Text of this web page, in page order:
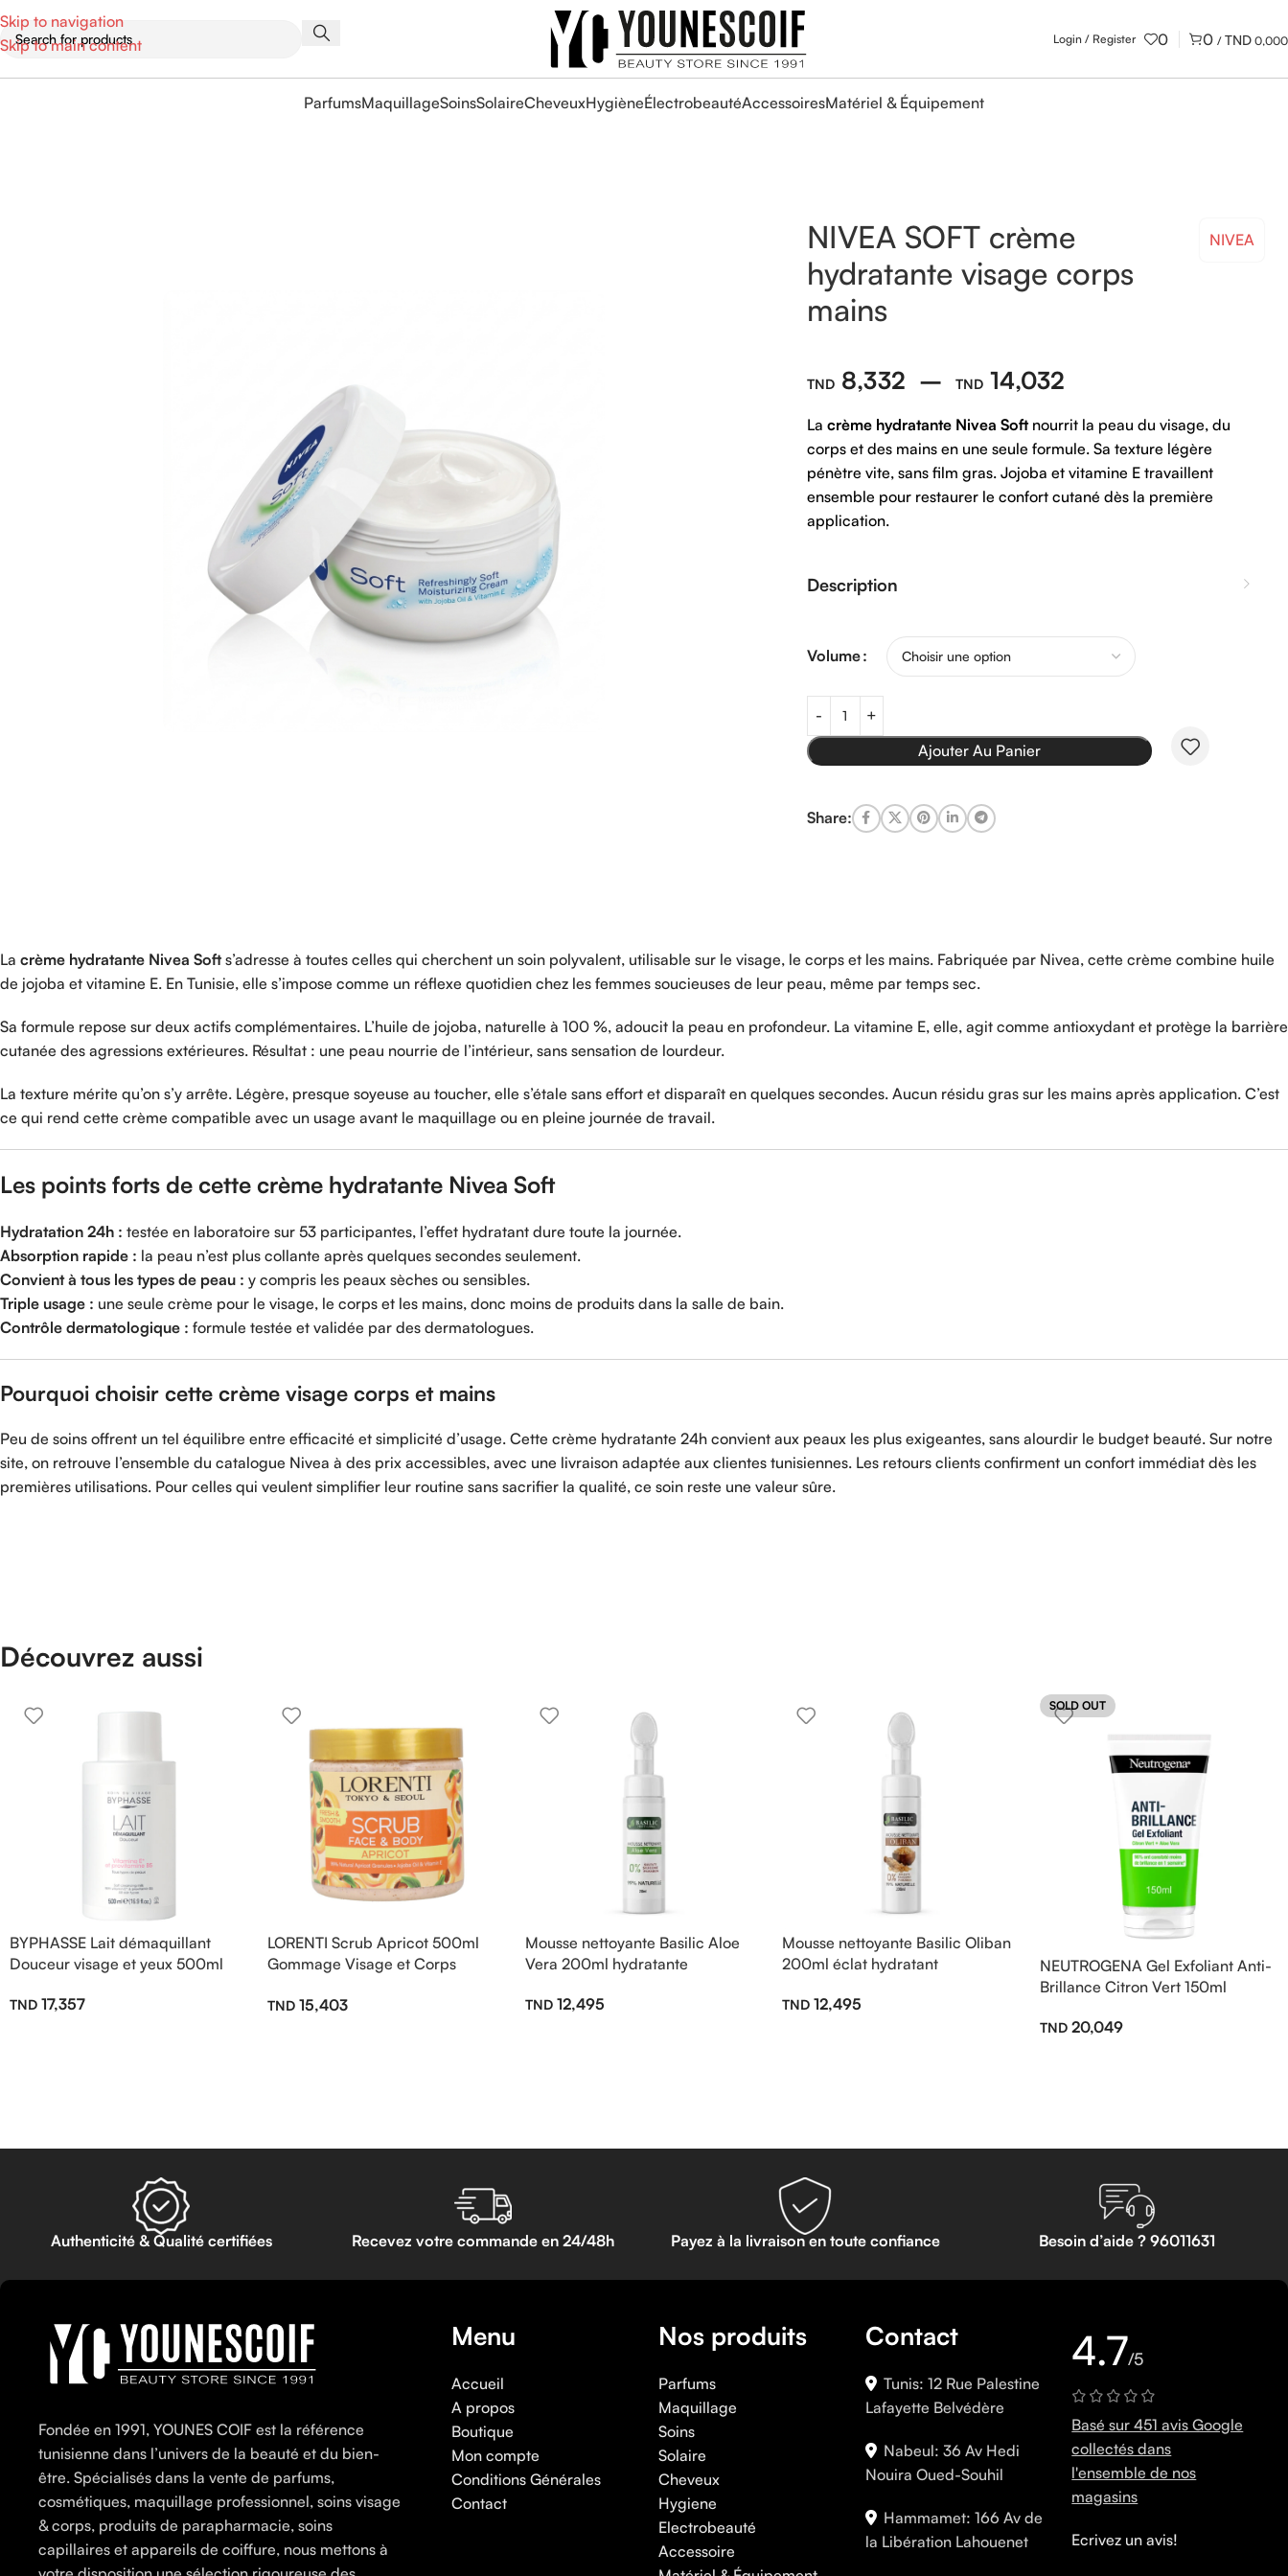
Skip to navigation
Skip to main content
Login / Register 0 0 / 0,000
ParfumsMaquillageSoinsSolaireCheveuxHygièneÉlectrobeautéAccessoiresMatériel & Équipement
NIVEA SOFT crème
hydratante visage corps
mains
NIVEA
8,332 – 14,032
La crème hydratante Nivea Softnourrit la peau du visage, du
corps et des mains en une seule formule. Sa texture légère
pénètre vite, sans film gras. Jojoba et vitamine E travaillent
ensemble pour restaurer le confort cutané dès la première
application.
Description
Volume
Ajouter Au Panier
Share:
La crème hydratante Nivea Soft s’adresse à toutes celles qui cherchent un soin polyvalent, utilisable sur le visage, le corps et les mains. Fabriquée par Nivea, cette crème combine huile
de jojoba et vitamine E. En Tunisie, elle s’impose comme un réflexe quotidien chez les femmes soucieuses de leur peau, même par temps sec.
Sa formule repose sur deux actifs complémentaires. L’huile de jojoba, naturelle à 100 %, adoucit la peau en profondeur. La vitamine E, elle, agit comme antioxydant et protège la barrière
cutanée des agressions extérieures. Résultat : une peau nourrie de l’intérieur, sans sensation de lourdeur.
La texture mérite qu’on s’y arrête. Légère, presque soyeuse au toucher, elle s’étale sans effort et disparaît en quelques secondes. Aucun résidu gras sur les mains après application. C’est
ce qui rend cette crème compatible avec un usage avant le maquillage ou en pleine journée de travail.
Les points forts de cette crème hydratante Nivea Soft
Hydratation 24h : testée en laboratoire sur 53 participantes, l’effet hydratant dure toute la journée.
Absorption rapide : la peau n’est plus collante après quelques secondes seulement.
Convient à tous les types de peau : y compris les peaux sèches ou sensibles.
Triple usage : une seule crème pour le visage, le corps et les mains, donc moins de produits dans la salle de bain.
Contrôle dermatologique : formule testée et validée par des dermatologues.
Pourquoi choisir cette crème visage corps et mains
Peu de soins offrent un tel équilibre entre efficacité et simplicité d’usage. Cette crème hydratante 24h convient aux peaux les plus exigeantes, sans alourdir le budget beauté. Sur notre
site, on retrouve l’ensemble du catalogue Nivea à des prix accessibles, avec une livraison adaptée aux clientes tunisiennes. Les retours clients confirment un confort immédiat dès les
premières utilisations. Pour celles qui veulent simplifier leur routine sans sacrifier la qualité, ce soin reste une valeur sûre.
Découvrez aussi
BYPHASSE Lait démaquillant
Douceur visage et yeux 500ml
17,357
LORENTI Scrub Apricot 500ml
Gommage Visage et Corps
15,403
Mousse nettoyante Basilic Aloe
Vera 200ml hydratante
12,495
Mousse nettoyante Basilic Oliban
200ml éclat hydratant
12,495
SOLD OUT
NEUTROGENA Gel Exfoliant Anti-
Brillance Citron Vert 150ml
20,049
Authenticité & Qualité certifiées Recevez votre commande en 24/48h Payez à la livraison en toute confiance Besoin d’aide ? 96011631
Fondée en 1991, YOUNES COIF est la référence
tunisienne dans l’univers de la beauté et du bien-
être. Spécialisés dans la vente de parfums,
cosmétiques, maquillage professionnel, soins visage
& corps, produits de parapharmacie, soins
capillaires et appareils de coiffure, nous mettons à
Menu
Accueil
A propos
Boutique
Mon compte
Conditions Générales
Contact
Nos produits
Parfums
Maquillage
Soins
Solaire
Cheveux
Hygiene
Electrobeauté
Accessoire
Contact
Tunis: 12 Rue Palestine
Lafayette Belvédère
Nabeul: 36 Av Hedi
Nouira Oued-Souhil
Hammamet: 166 Av de
la Libération Lahouenet
4.7/5
Basé sur 451 avis Google
collectés dans
l'ensemble de nos
magasins
Ecrivez un avis!